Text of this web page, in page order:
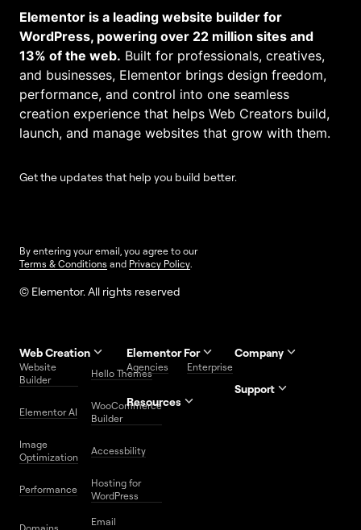
Elementor is a leading website builder for
WordPress, powering over 22 million sites and
13% of the web. Built for professionals, creatives,
and businesses, Elementor brings design freedom,
performance, and control into one seamless
creation experience that helps Web Creators build,
launch, and manage websites that grow with them.
Get the updates that help you build better.
By entering your email, you agree to our
Terms & Conditions and Privacy Policy.
© Elementor. All rights reserved
Web Creation
Website
Builder
Hello Themes
Elementor AI
WooCommerce
Builder
Image
Optimization
Accessbility
Performance
Hosting for
WordPress
Email
Elementor For
Agencies Enterprise
Resources
Website
Free
Elementor
Download
Company
Support